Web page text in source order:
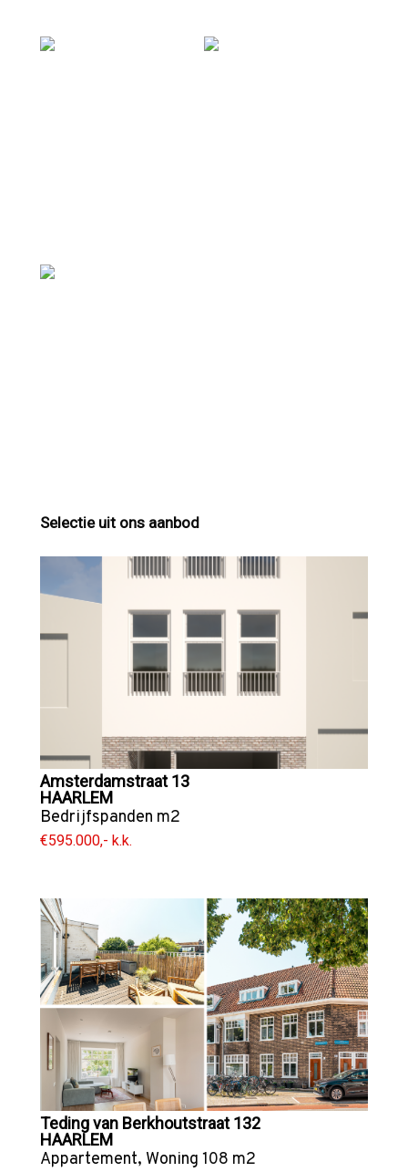
Selectie uit ons aanbod
Amsterdamstraat 13
HAARLEM
Bedrijfspanden m2
€595.000,- k.k.
Teding van Berkhoutstraat 132
HAARLEM
Appartement, Woning 108 m2